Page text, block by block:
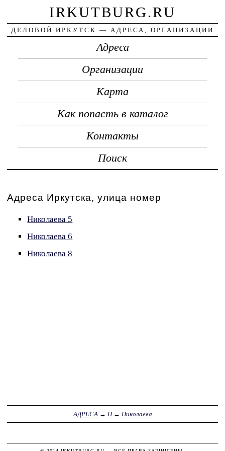
IRKUTBURG.RU
ДЕЛОВОЙ ИРКУТСК — АДРЕСА, ОРГАНИЗАЦИИ
Адреса
Организации
Карта
Как попасть в каталог
Контакты
Поиск
Адреса Иркутска, улица номер
Николаева 5
Николаева 6
Николаева 8
АДРЕСА → Н→ Николаева